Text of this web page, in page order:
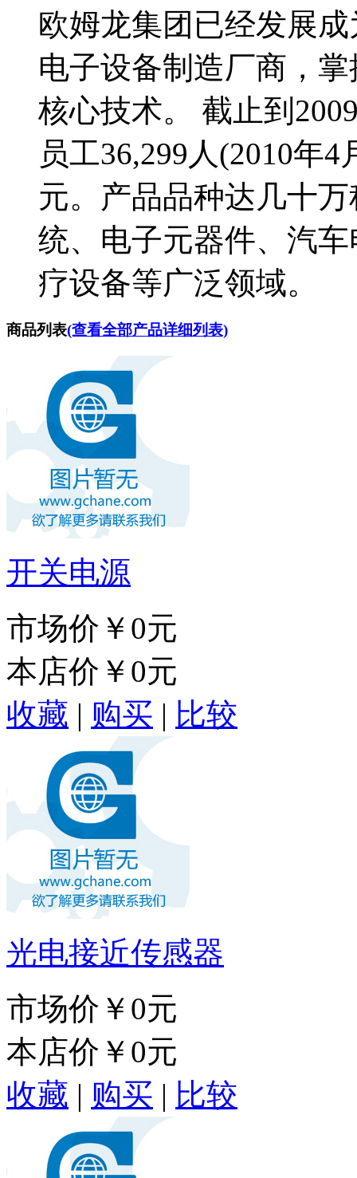
欧姆龙集团已经发展
电子设备制造厂商，
核心技术。 截止到
员工36,299人(2010年
元。产品品种达几十
统、电子元器件、汽
疗设备等广泛领域。
商品列表(查看全部产品详细列表)
开关电源
市场价 ￥0元
本店价 ￥0元
收藏 | 购买 | 比较
光电接近传感器
市场价 ￥0元
本店价 ￥0元
收藏 | 购买 | 比较